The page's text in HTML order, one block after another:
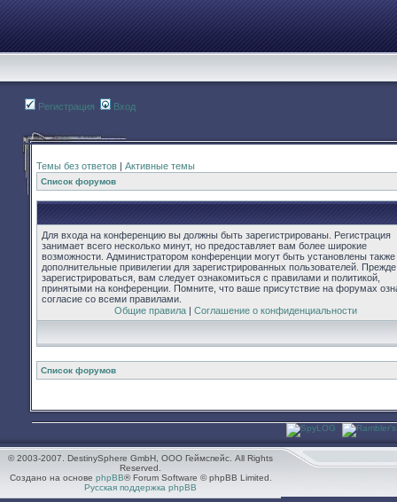
Регистрация Вход
Темы без ответов | Активные темы
Список форумов
Для входа на конференцию вы должны быть зарегистрированы. Регистрация
занимает всего несколько минут, но предоставляет вам более широкие
возможности. Администратором конференции могут быть установлены также
дополнительные привилегии для зарегистрированных пользователей.
зарегистрироваться, вам следует ознакомиться с правилами и политикой,
принятыми на конференции. Помните, что ваше присутствие на форумах
согласие со всеми правилами.
Общие правила| Соглашение о конфиденциальности
Список форумов
© 2003-2007. DestinySphere GmbH, ООО Геймспейс. All Rights
Reserved.
Создано на основе phpBB® Forum Software © phpBB Limited.
Русская поддержка phpBB